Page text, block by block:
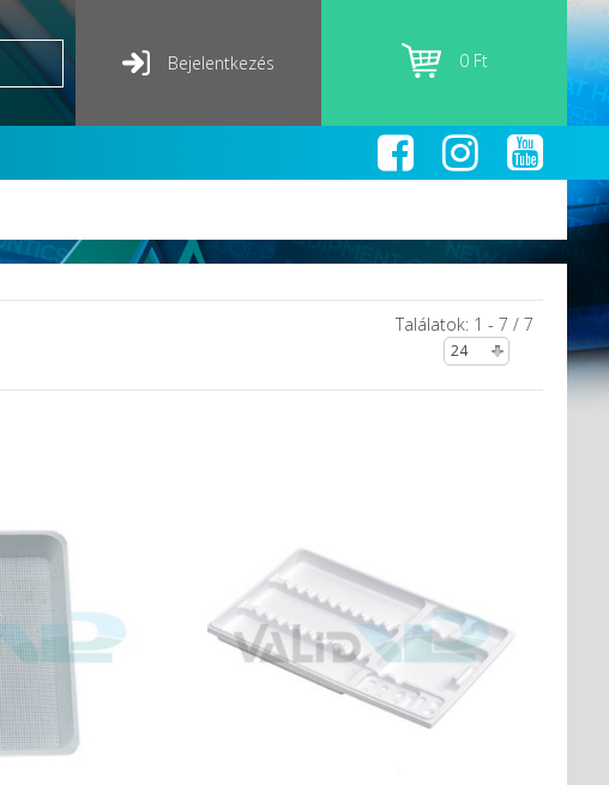
Bejelentkezés 0 Ft
Találatok: 1 - 7 / 7